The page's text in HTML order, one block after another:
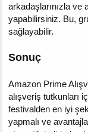
arkadaşlarınızla ve
yapabilirsiniz. Bu,
sağlayabilir.
Sonuç
Amazon Prime
alışveriş tutkunları
festivalden en iyi
yapmalı ve